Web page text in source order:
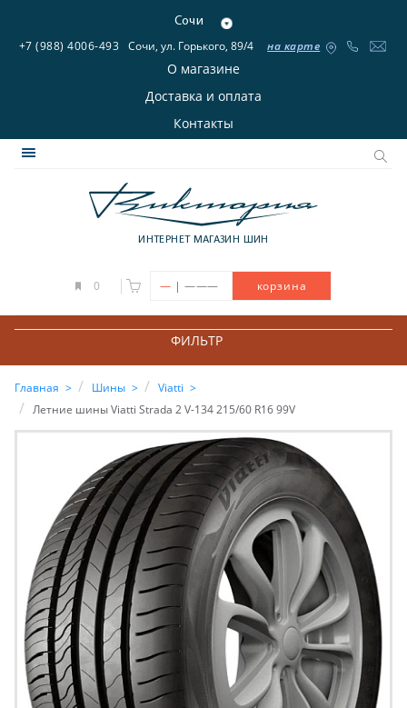
Сочи
+7 (988) 4006-493 Сочи, ул. Горького, 89/4 на карте
О магазине
Доставка и оплата
Контакты
ИНТЕРНЕТ МАГАЗИН ШИН
0 — | ——— корзина
ФИЛЬТР
Главная Шины
Viatti
Летние шины Viatti Strada 2 V-134 215/60 R16 99V